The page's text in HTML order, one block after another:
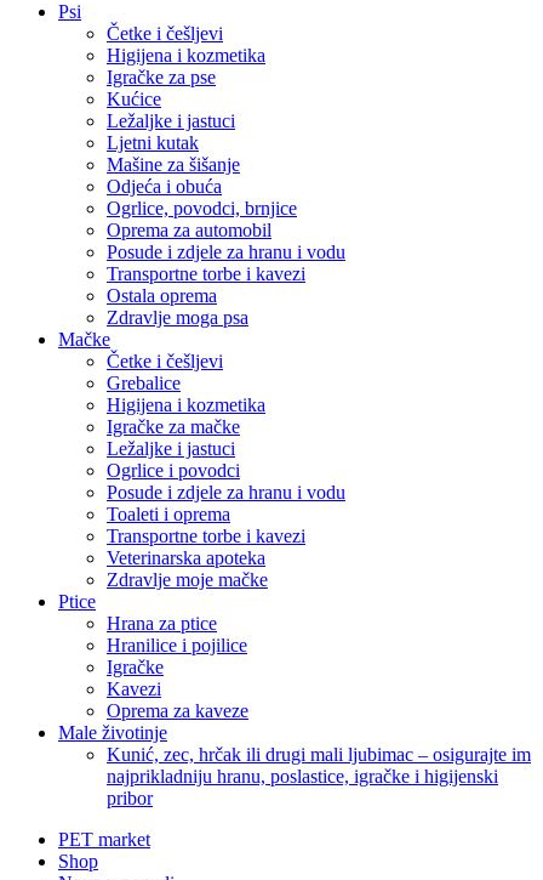
Psi
Četke i češljevi
Higijena i kozmetika
Igračke za pse
Kućice
Ležaljke i jastuci
Ljetni kutak
Mašine za šišanje
Odjeća i obuća
Ogrlice, povodci, brnjice
Oprema za automobil
Posude i zdjele za hranu i vodu
Transportne torbe i kavezi
Ostala oprema
Zdravlje moga psa
Mačke
Četke i češljevi
Grebalice
Higijena i kozmetika
Igračke za mačke
Ležaljke i jastuci
Ogrlice i povodci
Posude i zdjele za hranu i vodu
Toaleti i oprema
Transportne torbe i kavezi
Veterinarska apoteka
Zdravlje moje mačke
Ptice
Hrana za ptice
Hranilice i pojilice
Igračke
Kavezi
Oprema za kaveze
Male životinje
Kunić, zec, hrčak ili drugi mali ljubimac – osigurajte im
najprikladniju hranu, poslastice, igračke i higijenski
pribor
PET market
Shop